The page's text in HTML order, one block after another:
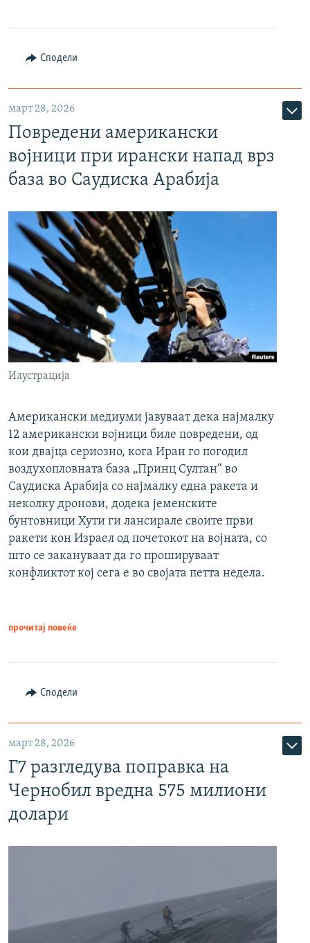
Сподели
март 28, 2026
Повредени американски
војници при ирански напад врз
база во Саудиска Арабија
Илустрација
Американски медиуми јавуваат дека најмалку
12 американски војници биле повредени, од
кои двајца сериозно, кога Иран го погодил
воздухопловната база „Принц Султан“ во
Саудиска Арабија со најмалку една ракета и
неколку дронови, додека јеменските
бунтовници Хути ги лансирале своите први
ракети кон Израел од почетокот на војната, со
што се закануваат да го прошируваат
конфликтот кој сега е во својата петта недела.
прочитај повеќе
Сподели
март 28, 2026
Г7 разгледува поправка на
Чернобил вредна 575 милиони
долари